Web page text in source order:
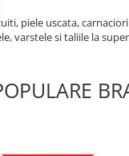
piele uscata,
varstele si taliile la